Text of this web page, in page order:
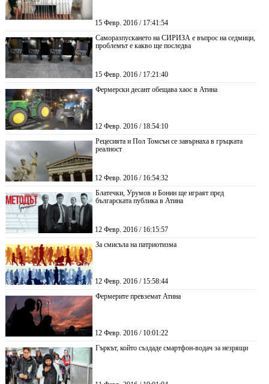
15 Февр. 2016 / 17:41:54
Саморазпускането на СИРИЗА е въпрос на седмици,
проблемът е какво ще последва
15 Февр. 2016 / 17:21:40
Фермерски десант обещава хаос в Атина
12 Февр. 2016 / 18:54:10
Рецесията и Пол Томсън се завърнаха в гръцката
реалност
12 Февр. 2016 / 16:54:32
Блатечки, Урумов и Бонин ще играят пред
българската публика в Атина
12 Февр. 2016 / 16:15:57
За смисъла на патриотизма
12 Февр. 2016 / 15:58:44
Фермерите превземат Атина
12 Февр. 2016 / 10:01:22
Гъркът, който създаде смартфон-водач за незрящи